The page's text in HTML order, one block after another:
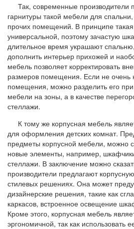
Так, современные производители
гарнитуры такой мебели для
прочих помещений. В принципе
универсальной, поэтому зачастую
длительное время украшают
дополнить интерьер прихожей и
мебель позволяет корректировать
размеров помещения. Если не очень
помещения, можно разделить его
мебели на зоны, а в качестве
стеллажи.
К тому же корпусная мебель
для оформления детских комнат.
предметы корпусной мебели, можно
новые элементы, например,
стеллажи. В заключение можно
производители предлагают
стилевых решениях. Она может
дизайнерские решения, такие как
каркасов, встроенное освещение
Кроме этого, корпусная мебель
эргономичной, так как использовать